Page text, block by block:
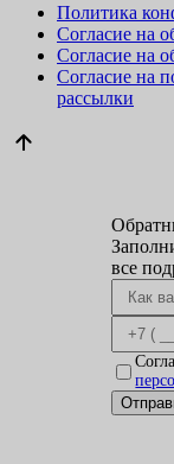
Политика
Согласие на
Согласие на
Согласие на
рассылки
все